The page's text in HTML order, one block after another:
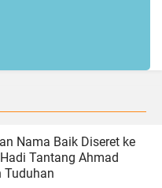
Nama Baik Diseret ke
Tantang Ahmad
Tuduhan